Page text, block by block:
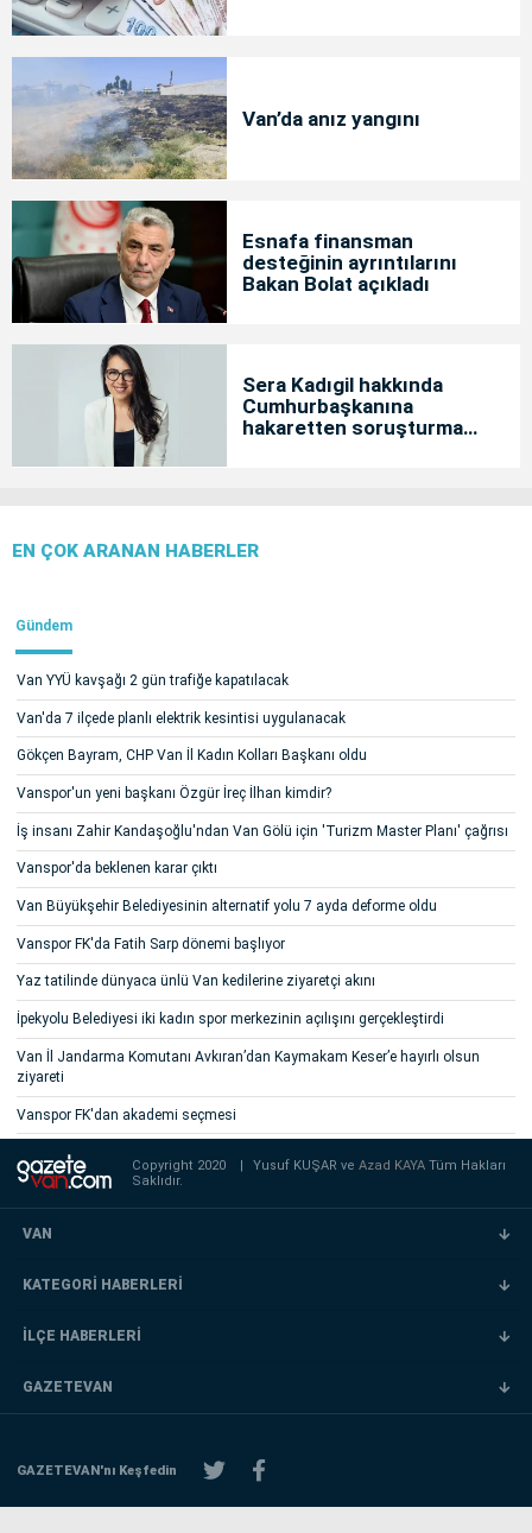
Van’da anız yangını
Esnafa finansman
desteğinin ayrıntılarını
Bakan Bolat açıkladı
Sera Kadıgil hakkında
Cumhurbaşkanına
hakaretten soruşturma
EN ÇOK ARANAN HABERLER
Gündem
Van YYÜ kavşağı 2 gün trafiğe kapatılacak
Van'da 7 ilçede planlı elektrik kesintisi uygulanacak
Gökçen Bayram, CHP Van İl Kadın Kolları Başkanı oldu
Vanspor'un yeni başkanı Özgür İreç İlhan kimdir?
İş insanı Zahir Kandaşoğlu'ndan Van Gölü için 'Turizm Master Planı' çağrısı
Vanspor'da beklenen karar çıktı
Van Büyükşehir Belediyesinin alternatif yolu 7 ayda deforme oldu
Vanspor FK'da Fatih Sarp dönemi başlıyor
Yaz tatilinde dünyaca ünlü Van kedilerine ziyaretçi akını
İpekyolu Belediyesi iki kadın spor merkezinin açılışını gerçekleştirdi
Van İl Jandarma Komutanı Avkıran’dan Kaymakam Keser’e hayırlı olsun
ziyareti
Vanspor FK'dan akademi seçmesi
Copyright 2020 Yusuf KUŞAR veAzad KAYATüm Hakları
Saklıdır.
VAN
KATEGORİ HABERLERİ
İLÇE HABERLERİ
GAZETEVAN
GAZETEVAN'nı Keşfedin